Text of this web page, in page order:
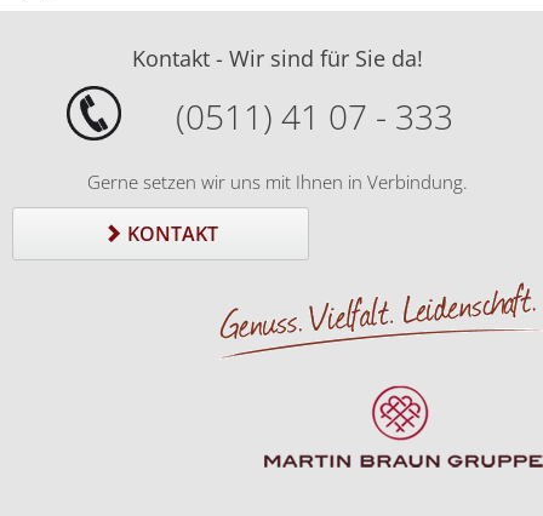
Kontakt - Wir sind für Sie da!
(0511) 41 07 - 333
Gerne setzen wir uns mit Ihnen in Verbindung.
KONTAKT